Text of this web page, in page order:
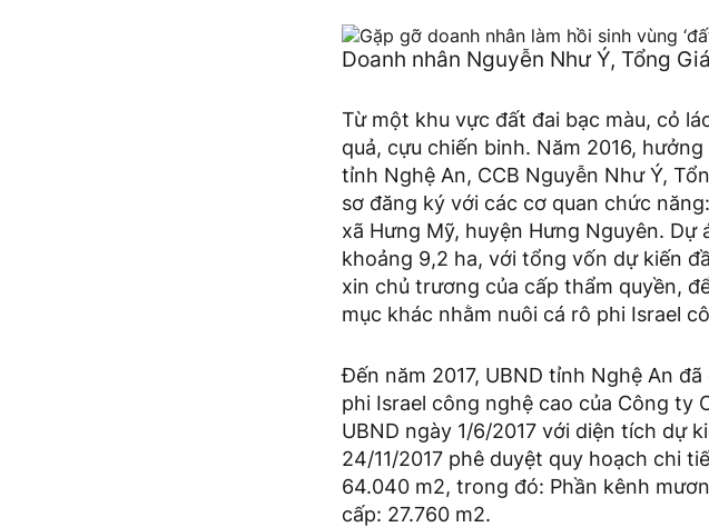
Doanh nhân Nguyễn Như Ý, Tổng
Từ một khu vực đất đai bạc màu, cỏ
quả, cựu chiến binh. Năm 2016,
tỉnh Nghệ An, CCB Nguyễn Như Ý,
sơ đăng ký với các cơ quan chức
xã Hưng Mỹ, huyện Hưng Nguyên.
khoảng 9,2 ha, với tổng vốn dự kiến
xin chủ trương của cấp thẩm quyền,
mục khác nhằm nuôi cá rô phi Israel
Đến năm 2017, UBND tỉnh Nghệ An
phi Israel công nghệ cao của Công ty
UBND ngày 1/6/2017 với diện tích dự
24/11/2017 phê duyệt quy hoạch chi
64.040 m2, trong đó: Phần kênh
cấp: 27.760 m2.